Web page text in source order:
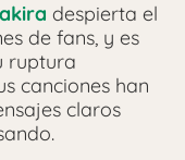
despierta el
de fans, y es
ruptura
canciones han
claros